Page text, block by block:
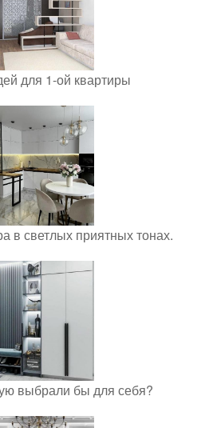
для 1-ой квартиры
в светлых приятных тонах.
выбрали бы для себя?